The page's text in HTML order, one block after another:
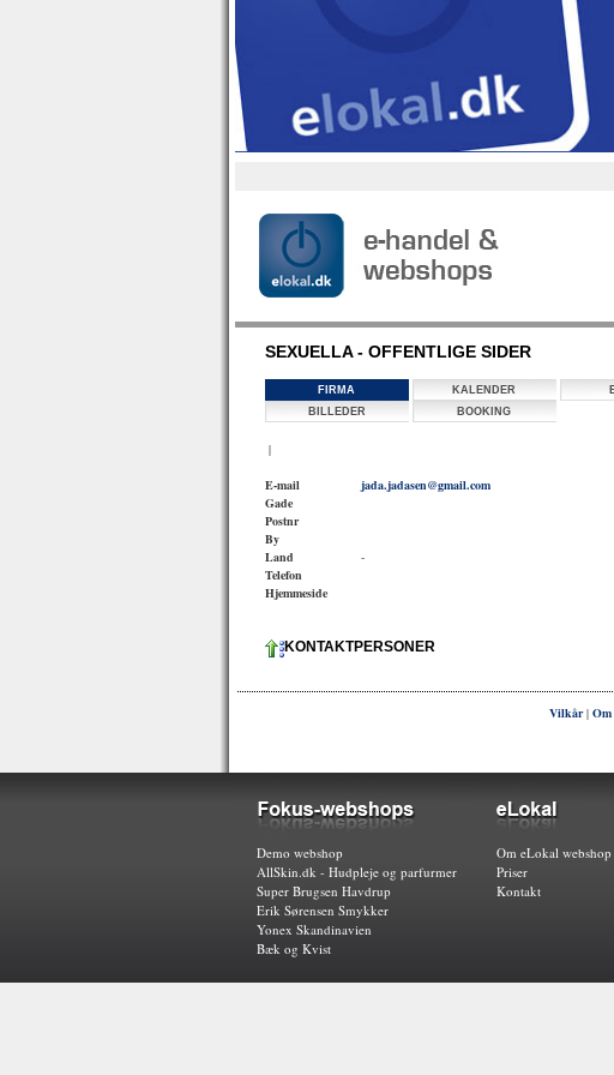
SEXUELLA - OFFENTLIGE SIDER
FIRMA KALENDER
BILLEDER
BOOKING
|
E-mail
jada.jadasen@gmail.com
Gade
Postnr
By
Land
-
Telefon
Hjemmeside
KONTAKTPERSONER
Vilkår|
Demo webshop
AllSkin.dk - Hudpleje og parfurmer
Super Brugsen Havdrup
Erik Sørensen Smykker
Yonex Skandinavien
Bæk og Kvist
Om eLokal webshop
Priser
Kontakt